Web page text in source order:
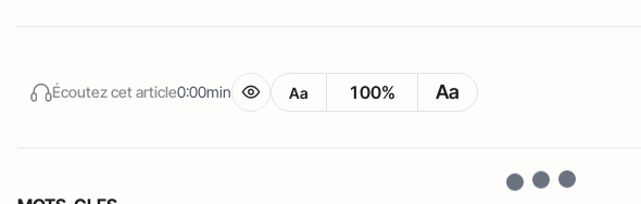
Écoutez cet article0:00min Aa 100% Aa